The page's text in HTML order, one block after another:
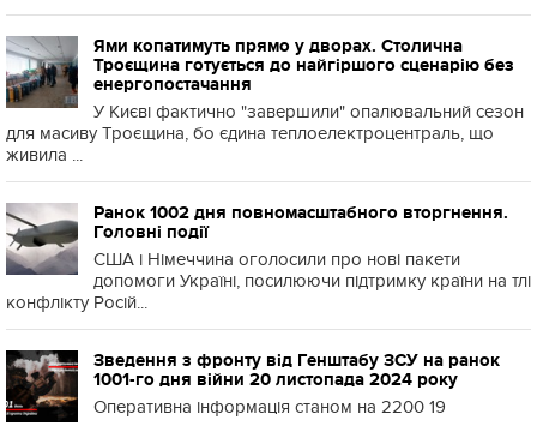
Ями копатимуть прямо у дворах. Столична
Троєщина готується до найгіршого сценарію без
енергопостачання
У Києві фактично "завершили" опалювальний сезон
для масиву Троєщина, бо єдина теплоелектроцентраль, що
живила ...
Ранок 1002 дня повномасштабного вторгнення.
Головні події
США і Німеччина оголосили про нові пакети
допомоги Україні, посилюючи підтримку країни на тлі
конфлікту Росій...
Зведення з фронту від Генштабу ЗСУ на ранок
1001-го дня війни 20 листопада 2024 року
Оперативна інформація станом на 2200 19